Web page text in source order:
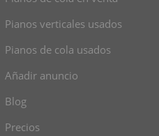
Pianos verticales usados
Pianos de cola usados
Añadir anuncio
Blog
Precios